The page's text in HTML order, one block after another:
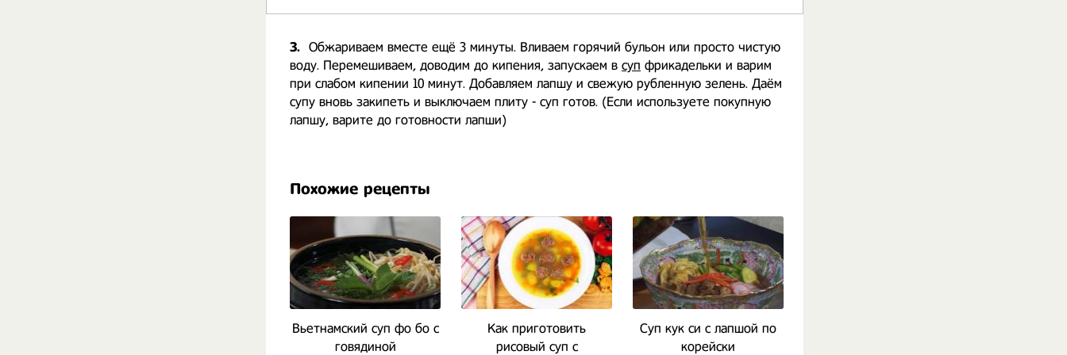
3. Обжариваем вместе ещё 3 минуты. Вливаем горячий бульон или просто чистую
воду. Перемешиваем, доводим до кипения, запускаем в суп фрикадельки и варим
при слабом кипении 10 минут. Добавляем лапшу и свежую рубленную зелень. Даём
супу вновь закипеть и выключаем плиту - суп готов. (Если используете покупную
лапшу, варите до готовности лапши)
Похожие рецепты
Вьетнамский суп фо бо с
говядиной
Как приготовить
рисовый суп с
Суп кук си с лапшой по
корейски